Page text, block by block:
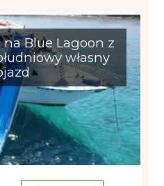
na Blue Lagoon z
własny